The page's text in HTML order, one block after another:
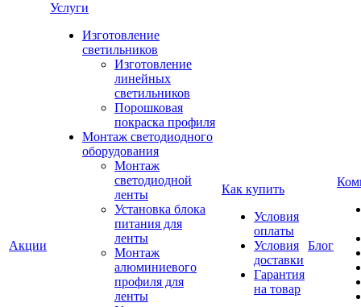
Акции
Услуги
Изготовление
светильников
Изготовление
линейных
светильников
Порошковая
покраска профиля
Монтаж светодиодного
оборудования
Монтаж
светодиодной
ленты
Установка блока
питания для
ленты
Монтаж
алюминиевого
профиля для
ленты
Как купить
Условия
оплаты
Условия
доставки
Гарантия
на товар
Блог